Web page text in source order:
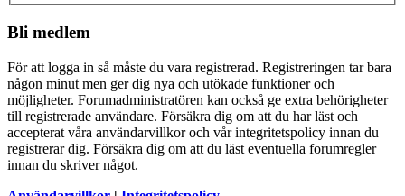
Bli medlem
För att logga in så måste du vara registrerad. Registreringen tar bara
någon minut men ger dig nya och utökade funktioner och
möjligheter. Forumadministratören kan också ge extra behörigheter
till registrerade användare. Försäkra dig om att du har läst och
accepterat våra användarvillkor och vår integritetspolicy innan du
registrerar dig. Försäkra dig om att du läst eventuella forumregler
innan du skriver något.